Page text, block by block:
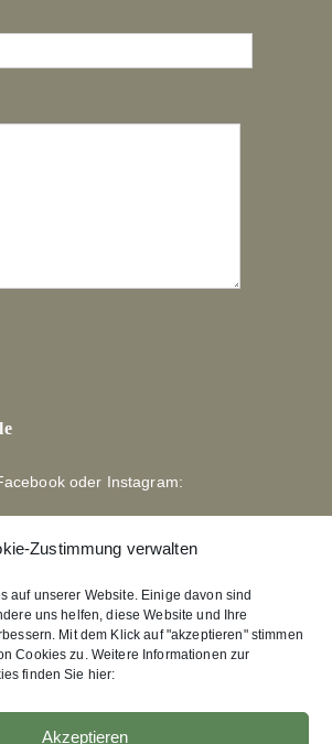
Zustimmung verwalten
auf unserer Website. Einige davon sind
uns helfen, diese Website und Ihre
Mit dem Klick auf "akzeptieren" stimmen
Cookies zu. Weitere Informationen zur
finden Sie hier:
Akzeptieren
oder Instagram: